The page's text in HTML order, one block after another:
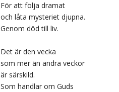
För att följa dramat
och låta mysteriet djupna.
Genom död till liv.
Det är den vecka
som mer än andra veckor
är särskild.
Som handlar om Guds